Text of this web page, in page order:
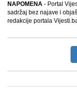
NAPOMENA - Portal
sadržaj bez najave i
redakcije portala